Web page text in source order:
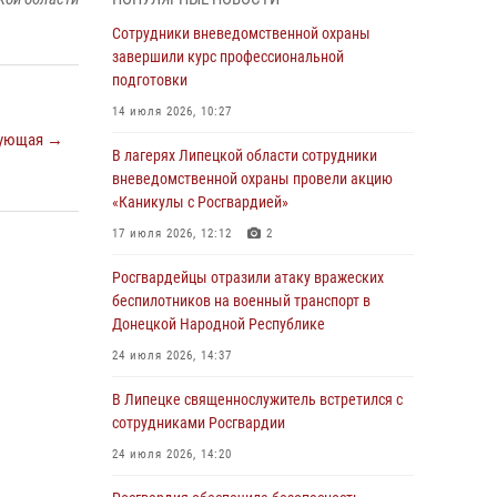
→
Росгвардейцы обеспечили безопасность
граждан в День Лев-Толстовского района
03 августа 2026, 13:41 1
Росгвардия противодействует БПЛА ВСУ на
03 августа 2026, 13:39 2 1
Росгвардия обеспечила охрану порядка во
время проведения фестивалей в Липецке
Сотрудники Росгвардии продолжают
контроль безопасности детских
оздоровительно-образовательных объектов
31 июля 2026, 14:17
Росгвардия обеспечивает безопасность
Сотрудники вневедомственной охраны
завершили курс профессиональной
подготовки
14 июля 2026, 10:27
В лагерях Липецкой области сотрудники
вневедомственной охраны провели акцию
«Каникулы с Росгвардией»
17 июля 2026, 12:12 2
Росгвардейцы отразили атаку вражеских
беспилотников на военный транспорт в
Донецкой Народной Республике
24 июля 2026, 14:37
В Липецке священнослужитель встретился с
сотрудниками Росгвардии
24 июля 2026, 14:20